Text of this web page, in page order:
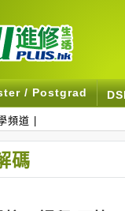
/ Postgrad
頻道
碼